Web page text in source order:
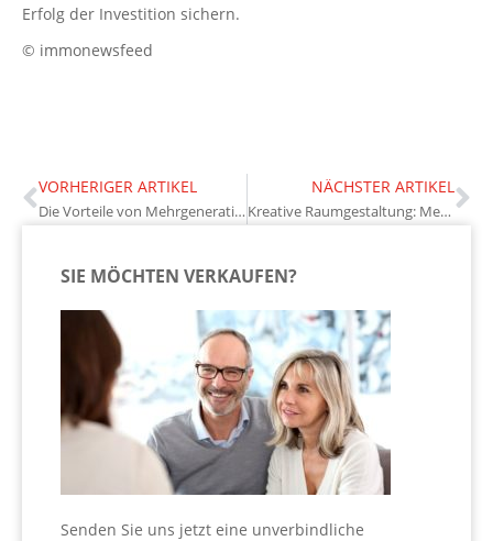
Erfolg der Investition sichern.
© immonewsfeed
VORHERIGER ARTIKEL
Die Vorteile von Mehrgenerationenhäusern: Eine Investition in die Zukunft
NÄCHSTER ARTIKEL
Kreative Raumgestaltung: Mehrwert für Eigentümer und Bewohner
SIE MÖCHTEN VERKAUFEN?
Senden Sie uns jetzt eine unverbindliche